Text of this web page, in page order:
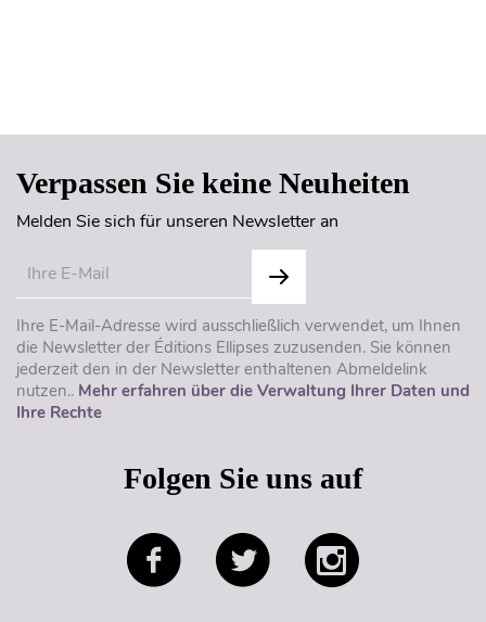
Verpassen Sie keine Neuheiten
Melden Sie sich für unseren Newsletter an
Ihre E-Mail-Adresse wird ausschließlich verwendet, um Ihnen
die Newsletter der Éditions Ellipses zuzusenden. Sie können
jederzeit den in der Newsletter enthaltenen Abmeldelink
nutzen.. Mehr erfahren über die Verwaltung Ihrer Daten und
Ihre Rechte
Folgen Sie uns auf